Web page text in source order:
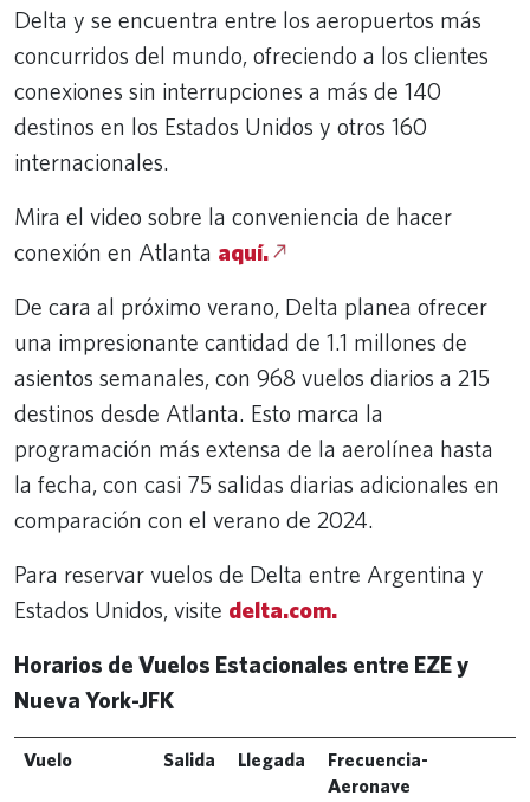
Delta y se encuentra entre los aeropuertos más
concurridos del mundo, ofreciendo a los clientes
conexiones sin interrupciones a más de 140
destinos en los Estados Unidos y otros 160
internacionales.
Mira el video sobre la conveniencia de hacer
conexión en Atlanta aquí.
De cara al próximo verano, Delta planea ofrecer
una impresionante cantidad de 1.1 millones de
asientos semanales, con 968 vuelos diarios a 215
destinos desde Atlanta. Esto marca la
programación más extensa de la aerolínea hasta
la fecha, con casi 75 salidas diarias adicionales en
comparación con el verano de 2024.
Para reservar vuelos de Delta entre Argentina y
Estados Unidos, visite delta.com.
Horarios de Vuelos Estacionales entre EZE y
Nueva York-JFK
Vuelo Salida Llegada
Frecuencia-
Aeronave